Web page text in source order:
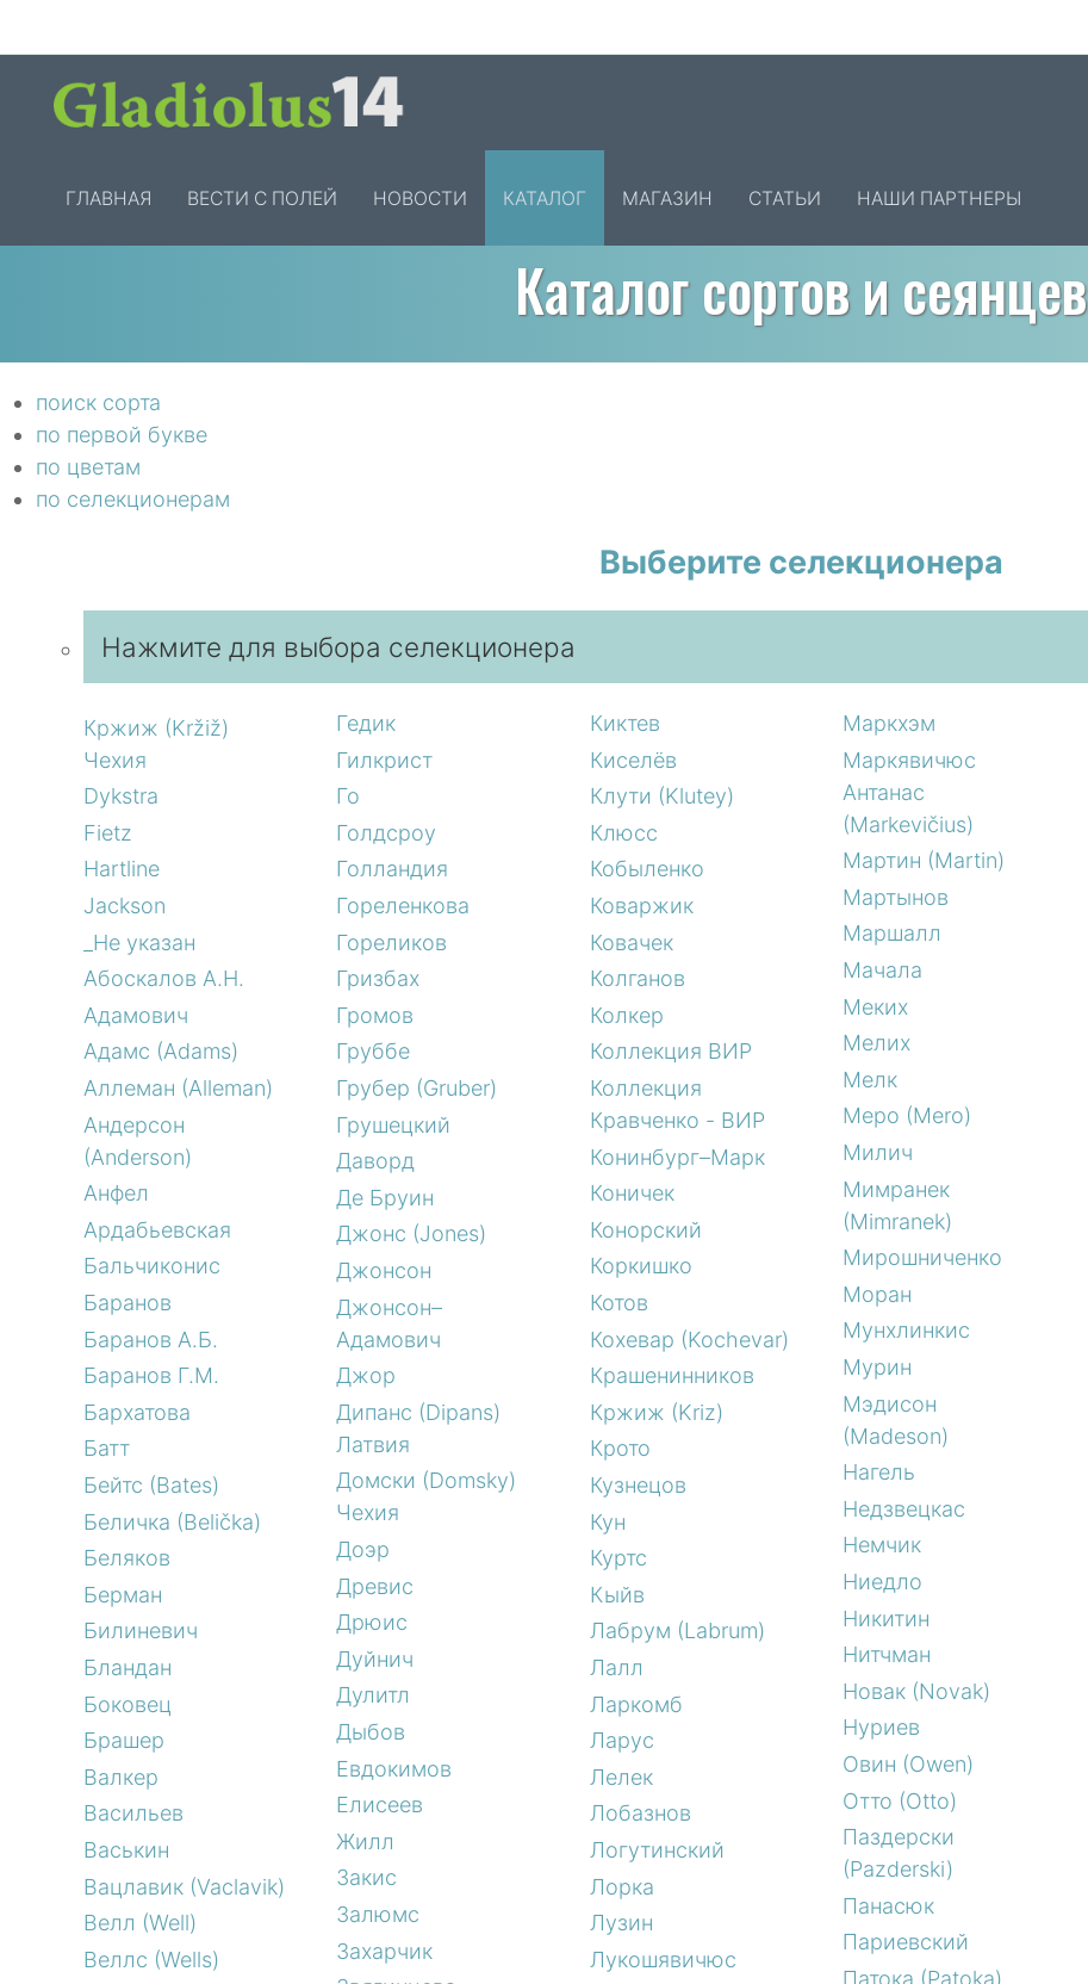
ГЛАВНАЯ ВЕСТИ С ПОЛЕЙ НОВОСТИ КАТАЛОГ МАГАЗИН СТАТЬИ НАШИ ПАРТНЕРЫ
Каталог сортов и сеянцев
поиск сорта
по первой букве
по цветам
по селекционерам
Выберите селекционера
Нажмите для выбора селекционера
Кржиж (Kržiž)
Чехия
Dykstra
Fietz
Hartline
Jackson
_Не указан
Абоскалов А.Н.
Адамович
Адамс (Adams)
Аллеман (Alleman)
Андерсон
(Anderson)
Анфел
Ардабьевская
Бальчиконис
Баранов
Баранов А.Б.
Баранов Г.М.
Бархатова
Батт
Бейтс (Bates)
Беличка (Belička)
Беляков
Берман
Билиневич
Бландан
Боковец
Брашер
Валкер
Васильев
Васькин
Вацлавик (Vaclavik)
Велл (Well)
Веллс (Wells)
Гедик
Гилкрист
Го
Голдсроу
Голландия
Гореленкова
Гореликов
Гризбах
Громов
Груббе
Грубер (Gruber)
Грушецкий
Даворд
Де Бруин
Джонс (Jones)
Джонсон
Джонсон–
Адамович
Джор
Дипанс (Dipans)
Латвия
Домски (Domsky)
Чехия
Доэр
Древис
Дрюис
Дуйнич
Дулитл
Дыбов
Евдокимов
Елисеев
Жилл
Закис
Залюмс
Захарчик
Киктев
Киселёв
Клути (Klutey)
Клюсс
Кобыленко
Коваржик
Ковачек
Колганов
Колкер
Коллекция ВИР
Коллекция
Кравченко - ВИР
Конинбург–Марк
Коничек
Конорский
Коркишко
Котов
Кохевар (Kochevar)
Крашенинников
Кржиж (Kriz)
Крото
Кузнецов
Кун
Куртс
Кыйв
Лабрум (Labrum)
Лалл
Ларкомб
Ларус
Лелек
Лобазнов
Логутинский
Лорка
Лузин
Лукошявичюс
Маркхэм
Маркявичюс
Антанас
(Markevičius)
Мартин (Martin)
Мартынов
Маршалл
Мачала
Меких
Мелих
Мелк
Меро (Mero)
Милич
Мимранек
(Mimranek)
Мирошниченко
Моран
Мунхлинкис
Мурин
Мэдисон
(Madeson)
Нагель
Недзвецкас
Немчик
Ниедло
Никитин
Нитчман
Новак (Novak)
Нуриев
Овин (Owen)
Отто (Otto)
Паздерски
(Pazderski)
Панасюк
Париевский
Патока (Patoka)